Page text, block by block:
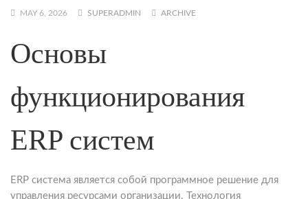
MAY 6, 2026 SUPERADMIN ARCHIVE
Основы
функционирования
ERP систем
ERP система является собой программное решение для
управления ресурсами организации. Технология